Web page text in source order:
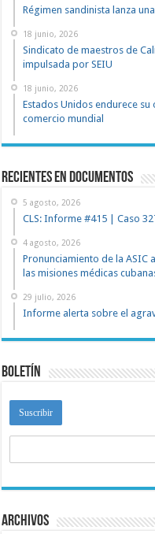
Régimen sandinista lanza
18 junio, 2026
Sindicato de maestros de
impulsada por SEIU
18 junio, 2026
Estados Unidos endurece
comercio mundial
recientes en documentos
5 agosto, 2026
CLS: Informe #415 | Caso
4 agosto, 2026
Pronunciamiento de la
las misiones médicas
29 julio, 2026
Informe alerta sobre el
Boletín
Archivos